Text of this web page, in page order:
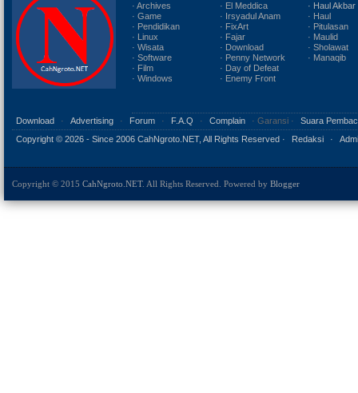
· Archives
· Game
· Pendidikan
· Linux
· Wisata
· Software
· Film
· Windows
· El Meddica
· Irsyadul Anam
· FixArt
· Fajar
· Download
· Penny Network
· Day of Defeat
· Enemy Front
· Haul Akbar
· Haul
· Pitulasan
· Maulid
· Sholawat
· Manaqib
Download · Advertising · Forum · F.A.Q · Complain · Garansi ·
Suara
Copyright © 2026 - Since 2006 CahNgroto.NET, All Rights Reserved · Redaksi ·
Copyright © 2015 CahNgroto.NET. All Rights Reserved. Powered by Blogger